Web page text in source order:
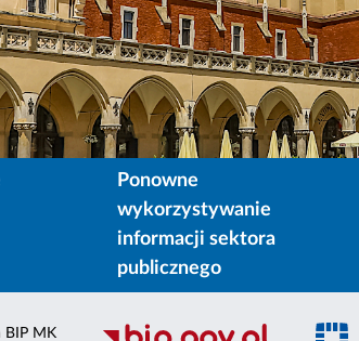
Ponowne
wykorzystywanie
informacji sektora
publicznego
BIP MK